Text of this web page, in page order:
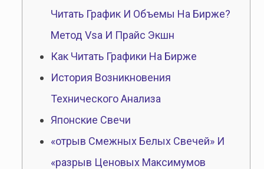
Читать График И Объемы На Бирже?
Метод Vsa И Прайс Экшн
Как Читать Графики На Бирже
История Возникновения
Технического Анализа
Японские Свечи
«отрыв Смежных Белых Свечей» И
«разрыв Ценовых Максимумов